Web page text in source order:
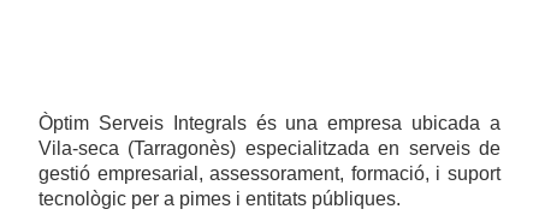
Òptim Serveis Integrals és una empresa ubicada a
Vila-seca (Tarragonès) especialitzada en serveis de
gestió empresarial, assessorament, formació, i suport
tecnològic per a pimes i entitats públiques.